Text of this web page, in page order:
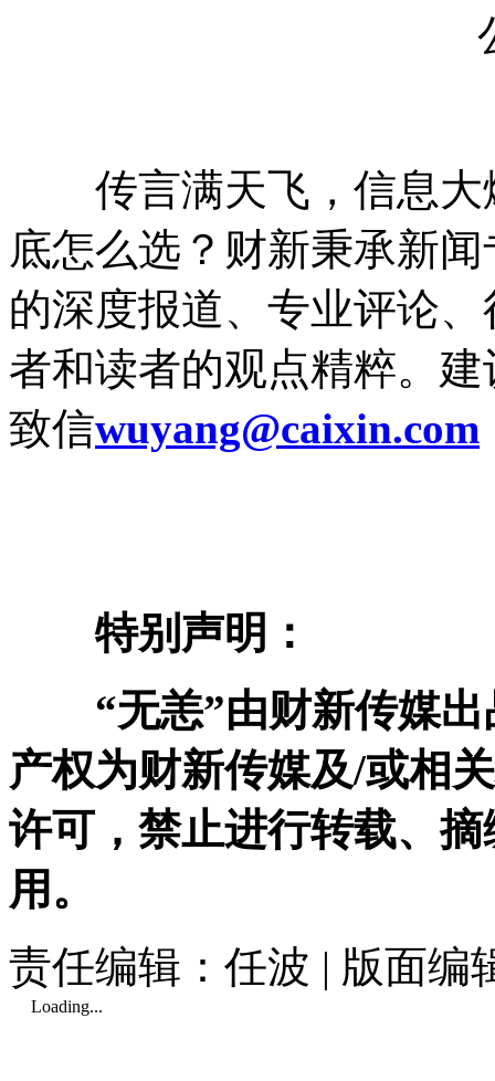
传言满天飞，信息
底怎么选？财新秉承新
的深度报道、专业评论
者和读者的观点精粹。 建
致信wuyang@caixin.com
特别声明：
“无恙”由财新传媒
产权为财新传媒及/或相
许可，禁止进行转载、
用。
责任编辑：任波 | 版面编
Loading...